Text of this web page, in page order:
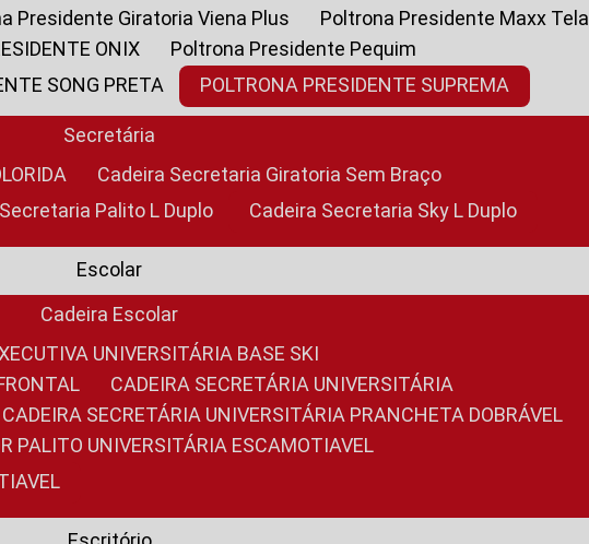
Presidente Giratoria Viena Plus
Poltrona Presidente Maxx Tela
ONIX
Poltrona Presidente Pequim
SONG PRETA POLTRONA PRESIDENTE SUPREMA
Secretária
Cadeira Secretaria Giratoria Sem Braço
Secretaria Palito L Duplo Cadeira Secretaria Sky L Duplo
Escolar
Cadeira Escolar
UNIVERSITÁRIA BASE SKI
CADEIRA SECRETÁRIA UNIVERSITÁRIA
CADEIRA SECRETÁRIA UNIVERSITÁRIA PRANCHETA DOBRÁVEL
PALITO UNIVERSITÁRIA ESCAMOTIAVEL